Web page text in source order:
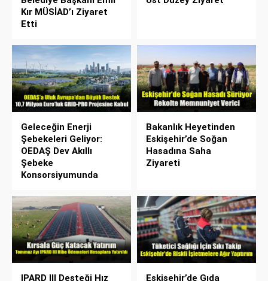
Kır MÜSİAD’ı Ziyaret
Etti
Geleceğin Enerji
Şebekeleri Geliyor:
OEDAŞ Dev Akıllı
Şebeke
Konsorsiyumunda
Bakanlık Heyetinden
Eskişehir’de Soğan
Hasadına Saha
Ziyareti
IPARD III Desteği Hız
Eskişehir’de Gıda